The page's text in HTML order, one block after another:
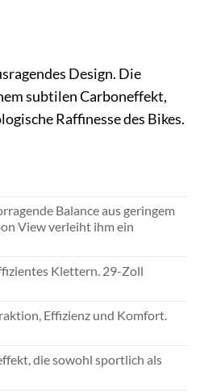
Design. Die
subtilen Carboneffekt,
Raffinesse des Bikes.
Balance aus geringem
View verleiht ihm ein
Klettern. 29-Zoll
Effizienz und Komfort.
die sowohl sportlich als